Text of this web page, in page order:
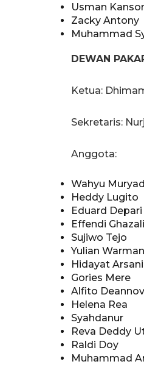
Usman
Zacky Antony
Muhammad
DEWAN
Ketua:
Sekretaris:
Anggota:
Wahyu
Heddy Lugito
Eduard Depari
Effendi Ghazali
Sujiwo Tejo
Yulian Warman
Hidayat Arsani
Gories Mere
Alfito
Helena Rea
Syahdanur
Reva Deddy
Raldi Doy
Muhammad